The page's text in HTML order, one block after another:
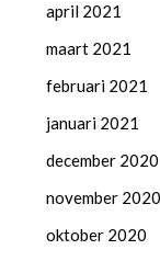
april 2021
maart 2021
februari 2021
januari 2021
december 2020
november 2020
oktober 2020